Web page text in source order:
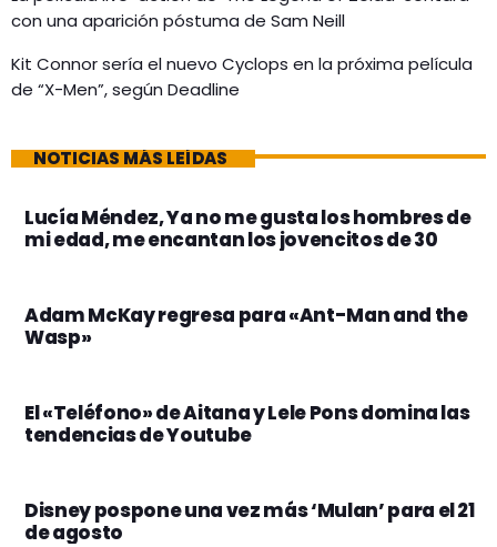
con una aparición póstuma de Sam Neill
Kit Connor sería el nuevo Cyclops en la próxima película
de “X-Men”, según Deadline
NOTICIAS MÁS LEÍDAS
Lucía Méndez, Ya no me gusta los hombres de
mi edad, me encantan los jovencitos de 30
Adam McKay regresa para «Ant-Man and the
Wasp»
El «Teléfono» de Aitana y Lele Pons domina las
tendencias de Youtube
Disney pospone una vez más ‘Mulan’ para el 21
de agosto